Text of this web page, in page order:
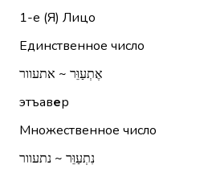
1-е (Я) Лицо
Единственное число
אֶתְעַוֵּר ~ אתעוור
этъавер
Множественное число
נִתְעַוֵּר ~ נתעוור